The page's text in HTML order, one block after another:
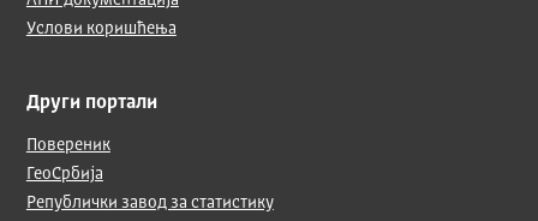
Услови коришћења
Други портали
Повереник
ГеоСрбија
Републички завод за статистику